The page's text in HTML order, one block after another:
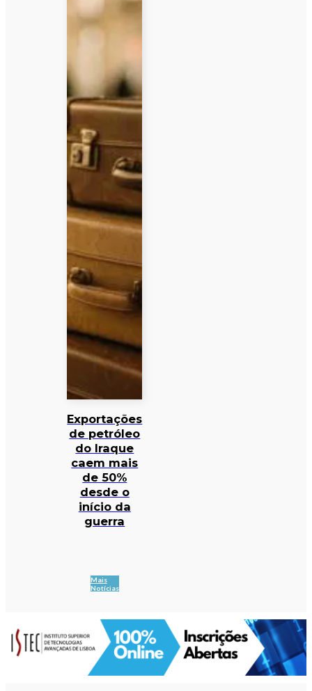
Exportações
de petróleo
do Iraque
caem mais
de 50%
desde o
início da
guerra
Mais
Notícias